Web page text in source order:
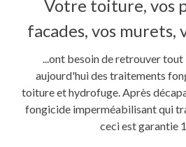
Votre toiture, vos
facades, vos murets,
...ont besoin de retrouver
aujourd'hui des traitements
toiture et hydrofuge. Après
fongicide imperméabilisant qui
ceci est garantie